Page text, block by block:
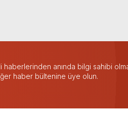
haberlerinden anında bilgi sahibi
haber bültenine üye olun.